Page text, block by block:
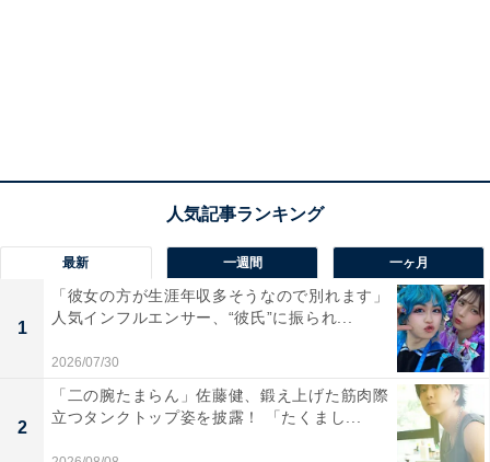
最新 一週間 一ヶ月
1
「彼女の方が生涯年収多そうなので別れます」
人気インフルエンサー、“彼氏”に振られ...
2026/07/30
2
「二の腕たまらん」佐藤健、鍛え上げた筋肉際
立つタンクトップ姿を披露！ 「たくまし...